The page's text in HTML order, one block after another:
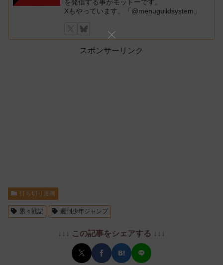
を発信する事がモットーです。
Xもやっています。「@menuguildsystem」
スポンサーリンク
打ち切り漫画
累々戦記 週刊少年ジャンプ
↓↓↓ この記事をシェアする ↓↓↓